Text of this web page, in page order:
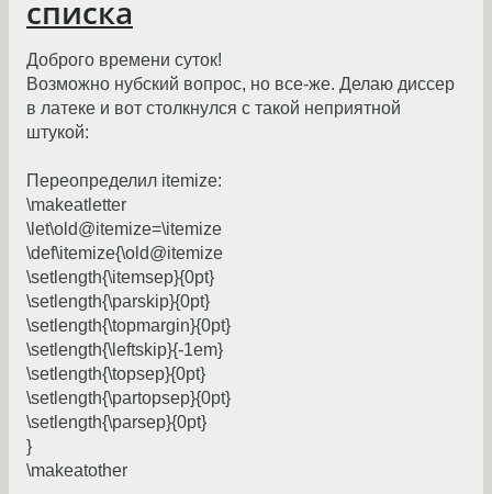
списка
Доброго времени суток!
Возможно нубский вопрос, но все-же. Делаю диссер
в латеке и вот столкнулся с такой неприятной
штукой:
Переопределил itemize:
\makeatletter
\let\old@itemize=\itemize
\def\itemize{\old@itemize
\setlength{\itemsep}{0pt}
\setlength{\parskip}{0pt}
\setlength{\topmargin}{0pt}
\setlength{\leftskip}{-1em}
\setlength{\topsep}{0pt}
\setlength{\partopsep}{0pt}
\setlength{\parsep}{0pt}
}
\makeatother